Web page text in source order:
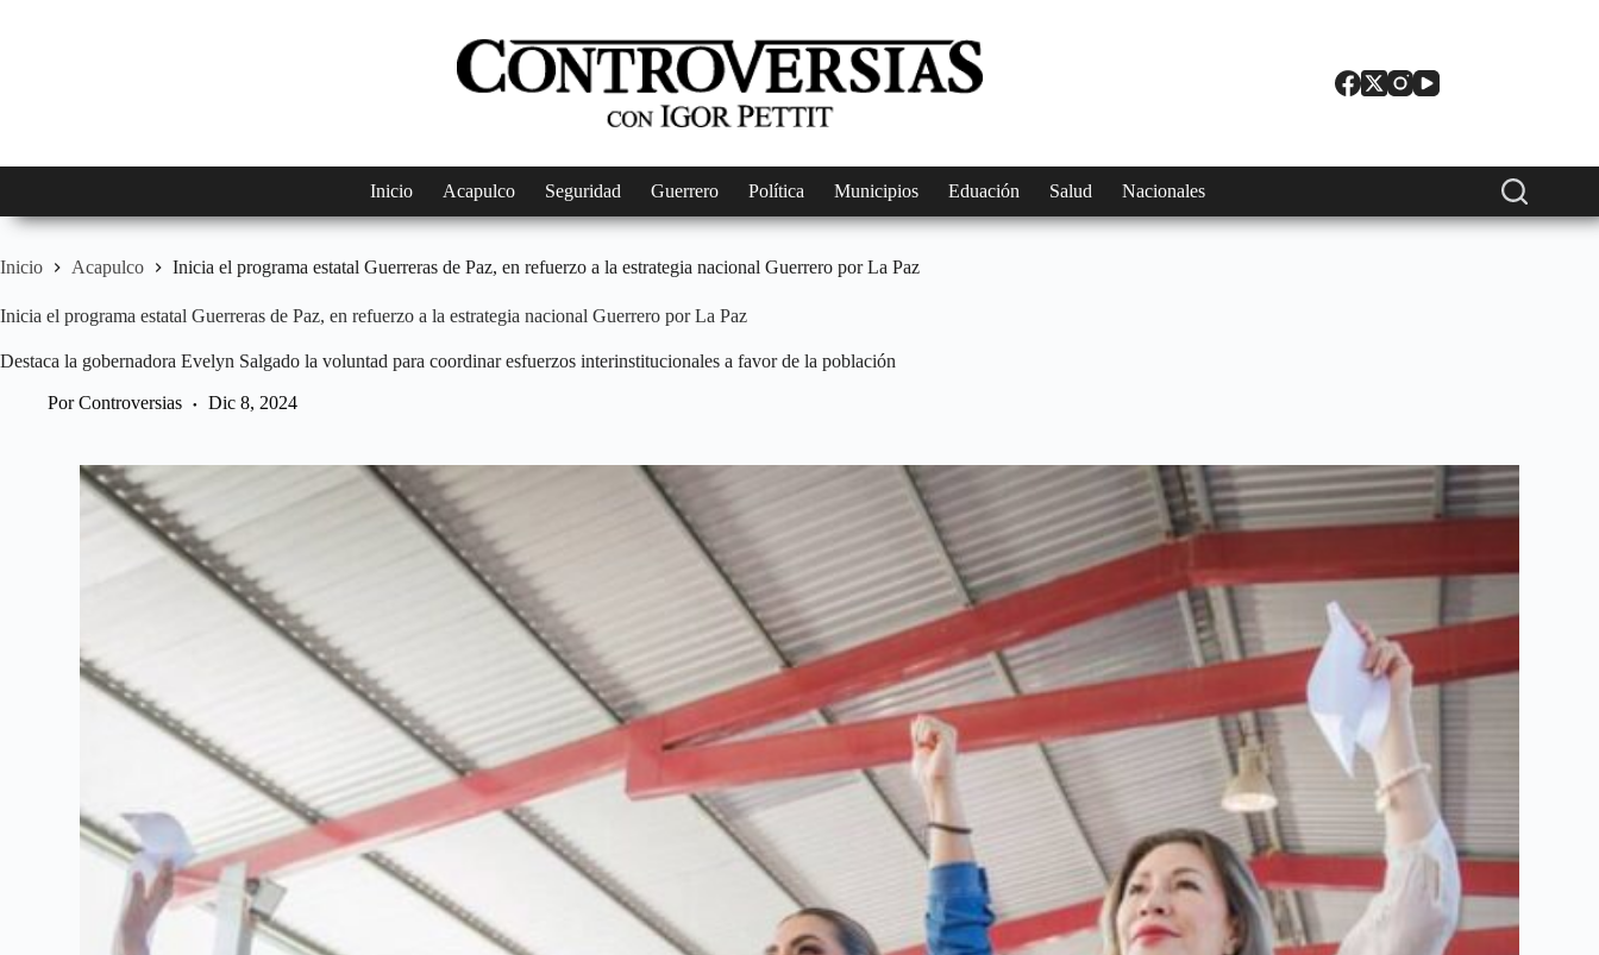
Inicio Acapulco Seguridad Guerrero Política Municipios Eduación Salud Nacionales
Inicio Acapulco Inicia el programa estatal Guerreras de Paz, en refuerzo a la estrategia nacional Guerrero por La Paz
Inicia el programa estatal Guerreras de Paz, en refuerzo a la estrategia nacional Guerrero por La Paz
Destaca la gobernadora Evelyn Salgado la voluntad para coordinar esfuerzos interinstitucionales a favor de la población
Por Controversias Dic 8, 2024